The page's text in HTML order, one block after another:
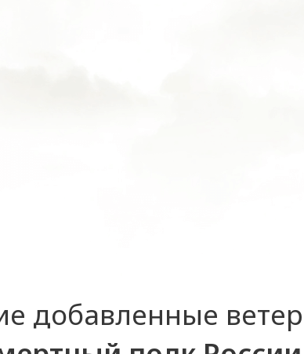
добавленные